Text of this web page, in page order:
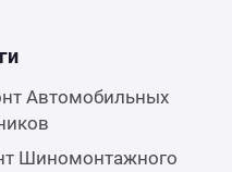
Автомобильных
Шиномонтажного